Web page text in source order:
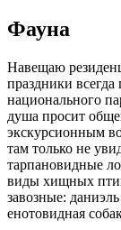
Фауна
Навещаю
праздники
национального
душа просит
экскурсионным
там только не
тарпановидные
виды хищных
завозные:
енотовидная